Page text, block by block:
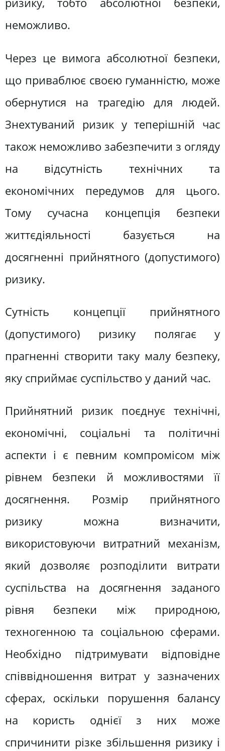
неможливо.
Через це вимога абсолютної безпеки,
що приваблює своєю гуманністю, може
обернутися на трагедію для людей.
Знехтуваний ризик у теперішній час
також неможливо забезпечити з огляду
на відсутність технічних та
економічних передумов для цього.
Тому сучасна концепція безпеки
життєдіяльності базується на
досягненні прийнятного (допустимого)
ризику.
Сутність концепції прийнятного
(допустимого) ризику полягає у
прагненні створити таку малу безпеку,
яку сприймає суспільство у даний час.
Прийнятний ризик поєднує технічні,
економічні, соціальні та політичні
аспекти і є певним компромісом між
рівнем безпеки й можливостями її
досягнення. Розмір прийнятного
ризику можна визначити,
використовуючи витратний механізм,
який дозволяє розподілити витрати
суспільства на досягнення заданого
рівня безпеки між природною,
техногенною та соціальною сферами.
Необхідно підтримувати відповідне
співвідношення витрат у зазначених
сферах, оскільки порушення балансу
на користь однієї з них може
спричинити різке збільшення ризику і